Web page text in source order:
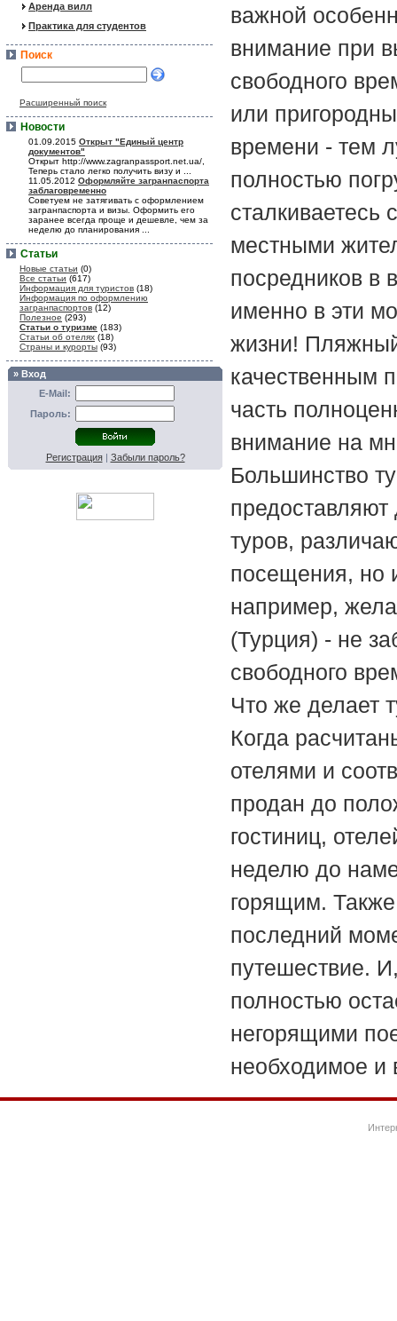
Аренда вилл
Практика для студентов
Поиск
Расширенный поиск
Новости
01.09.2015 Открыт "Единый центр
документов"
Открыт http://www.zagranpassport.net.ua/,
Теперь стало легко получить визу и ...
11.05.2012 Оформляйте загранпаспорта
заблаговременно
Советуем не затягивать с оформлением
загранпаспорта и визы. Оформить его
заранее всегда проще и дешевле, чем за
неделю до планирования ...
Статьи
Новые статьи (0)
Все статьи (617)
Информация для туристов (18)
Информация по оформлению
загранпаспортов (12)
Полезное (293)
Статьи о туризме (183)
Статьи об отелях (18)
Страны и курорты (93)
» Вход
E-Mail:
Пароль:
Регистрация| Забыли пароль?
важной
внимание при
свободного
или
времени - тем
полностью
сталкиваетесь
местными
посредников в
именно в эти
жизни!
качественным
часть
внимание на
Большинство
туров,
посещения, но
например,
(Турция) - не
свободного
Что же делает
Когда
отелями и
продан до
гостиниц,
неделю до
горящим. Также
последний
путешествие.
полностью
негорящими
необходимое и